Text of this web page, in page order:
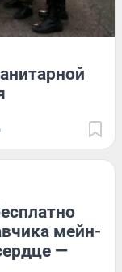
мейн-
—